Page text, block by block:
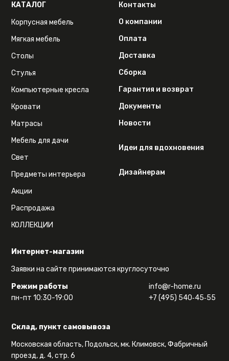
Интернет-магазин
Заявки на сайте принимаются круглосуточно
Режим работы
пн-пт 10:30-19:00
info@r-home.ru
+7 (495) 540‑45‑55
Склад, пункт самовывоза
Московская область, Подольск, мк. Климовск, Фабричный
проезд, д. 4, стр. 6
КАТАЛОГ
Корпусная мебель
Мягкая мебель
Столы
Стулья
Компьютерные кресла
Кровати
Матрасы
Мебель для дачи
Свет
Предметы интерьера
Акции
Распродажа
КОЛЛЕКЦИИ
Контакты
О компании
Оплата
Доставка
Сборка
Гарантия и возврат
Документы
Новости
Идеи для вдохновения
Дизайнерам